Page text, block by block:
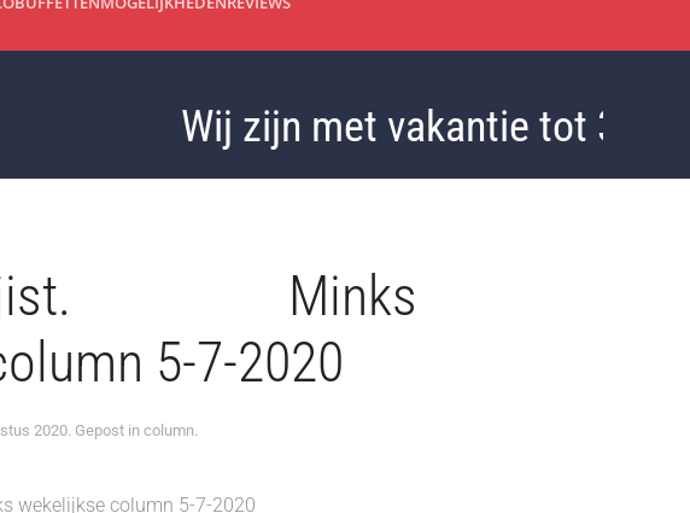
Wij zijn met vakantie tot 3
Minks
5-7-2020
2020. Gepost in column.
column 5-7-2020